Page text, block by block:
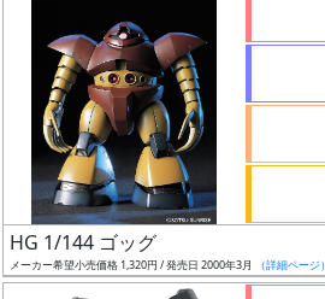
売
切
HG 1/144 ゴッグ
メーカー希望小売価格 1,320円 / 発売日 2000年3月 （詳細ページ）